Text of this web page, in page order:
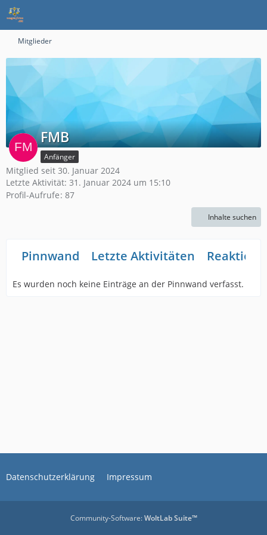
Mitglieder
FMB
Anfänger
Mitglied seit 30. Januar 2024
Letzte Aktivität: 31. Januar 2024 um 15:10
Profil-Aufrufe 87
Inhalte suchen
Pinnwand Letzte Aktivitäten
Es wurden noch keine Einträge an der Pinnwand verfasst.
Datenschutzerklärung Impressum
Community-Software:WoltLab Suite™